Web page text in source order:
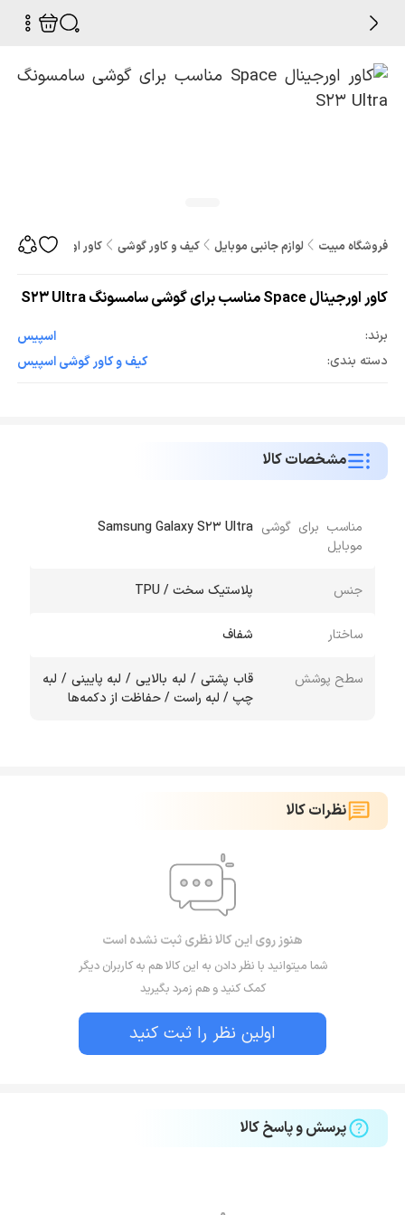
فروشگاه مبیت لوازم جانبی موبایل کیف و کاور گوشی کاور اورجینال Space مناسب برای گوشی سامسونگ S23 Ultra
کاور اورجینال Space مناسب برای گوشی سامسونگ S23 Ultra
برند:
اسپیس
دسته بندی:
کیف و کاور گوشی اسپیس
مشخصات کالا
مناسب برای گوشی
موبایل
Samsung Galaxy S23 Ultra
جنس پلاستیک سخت / TPU
ساختار شفاف
سطح پوشش
قاب پشتی / لبه بالایی / لبه پایینی / لبه
چپ / لبه راست / حفاظت از دکمه‌ها
نظرات کالا
هنوز روی این کالا نظری ثبت نشده است
شما میتوانید با نظر دادن به این کالا هم به کاربران دیگر
کمک کنید و هم زمرد بگیرید
اولین نظر را ثبت کنید
پرسش و پاسخ کالا